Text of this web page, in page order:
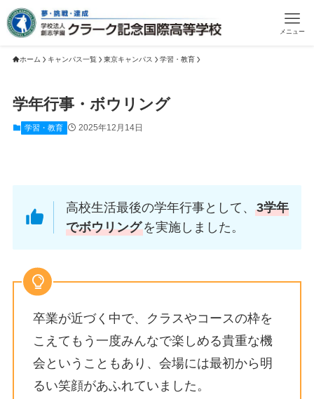
メニュー
ホーム キャンパス一覧 東京キャンパス 学習・教育
学年行事・ボウリング
学習・教育 2025年12月14日
高校生活最後の学年行事として、3学年
でボウリングを実施しました。
卒業が近づく中で、クラスやコースの枠を
こえてもう一度みんなで楽しめる貴重な機
会ということもあり、会場には最初から明
るい笑顔があふれていました。